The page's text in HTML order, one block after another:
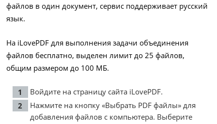
файлов в один документ, сервис поддерживает русский
язык.
На iLovePDF для выполнения задачи объединения
файлов бесплатно, выделен лимит до 25 файлов,
общим размером до 100 МБ.
Войдите на страницу сайта iLovePDF.
Нажмите на кнопку «Выбрать PDF файлы» для
добавления файлов с компьютера. Выберите